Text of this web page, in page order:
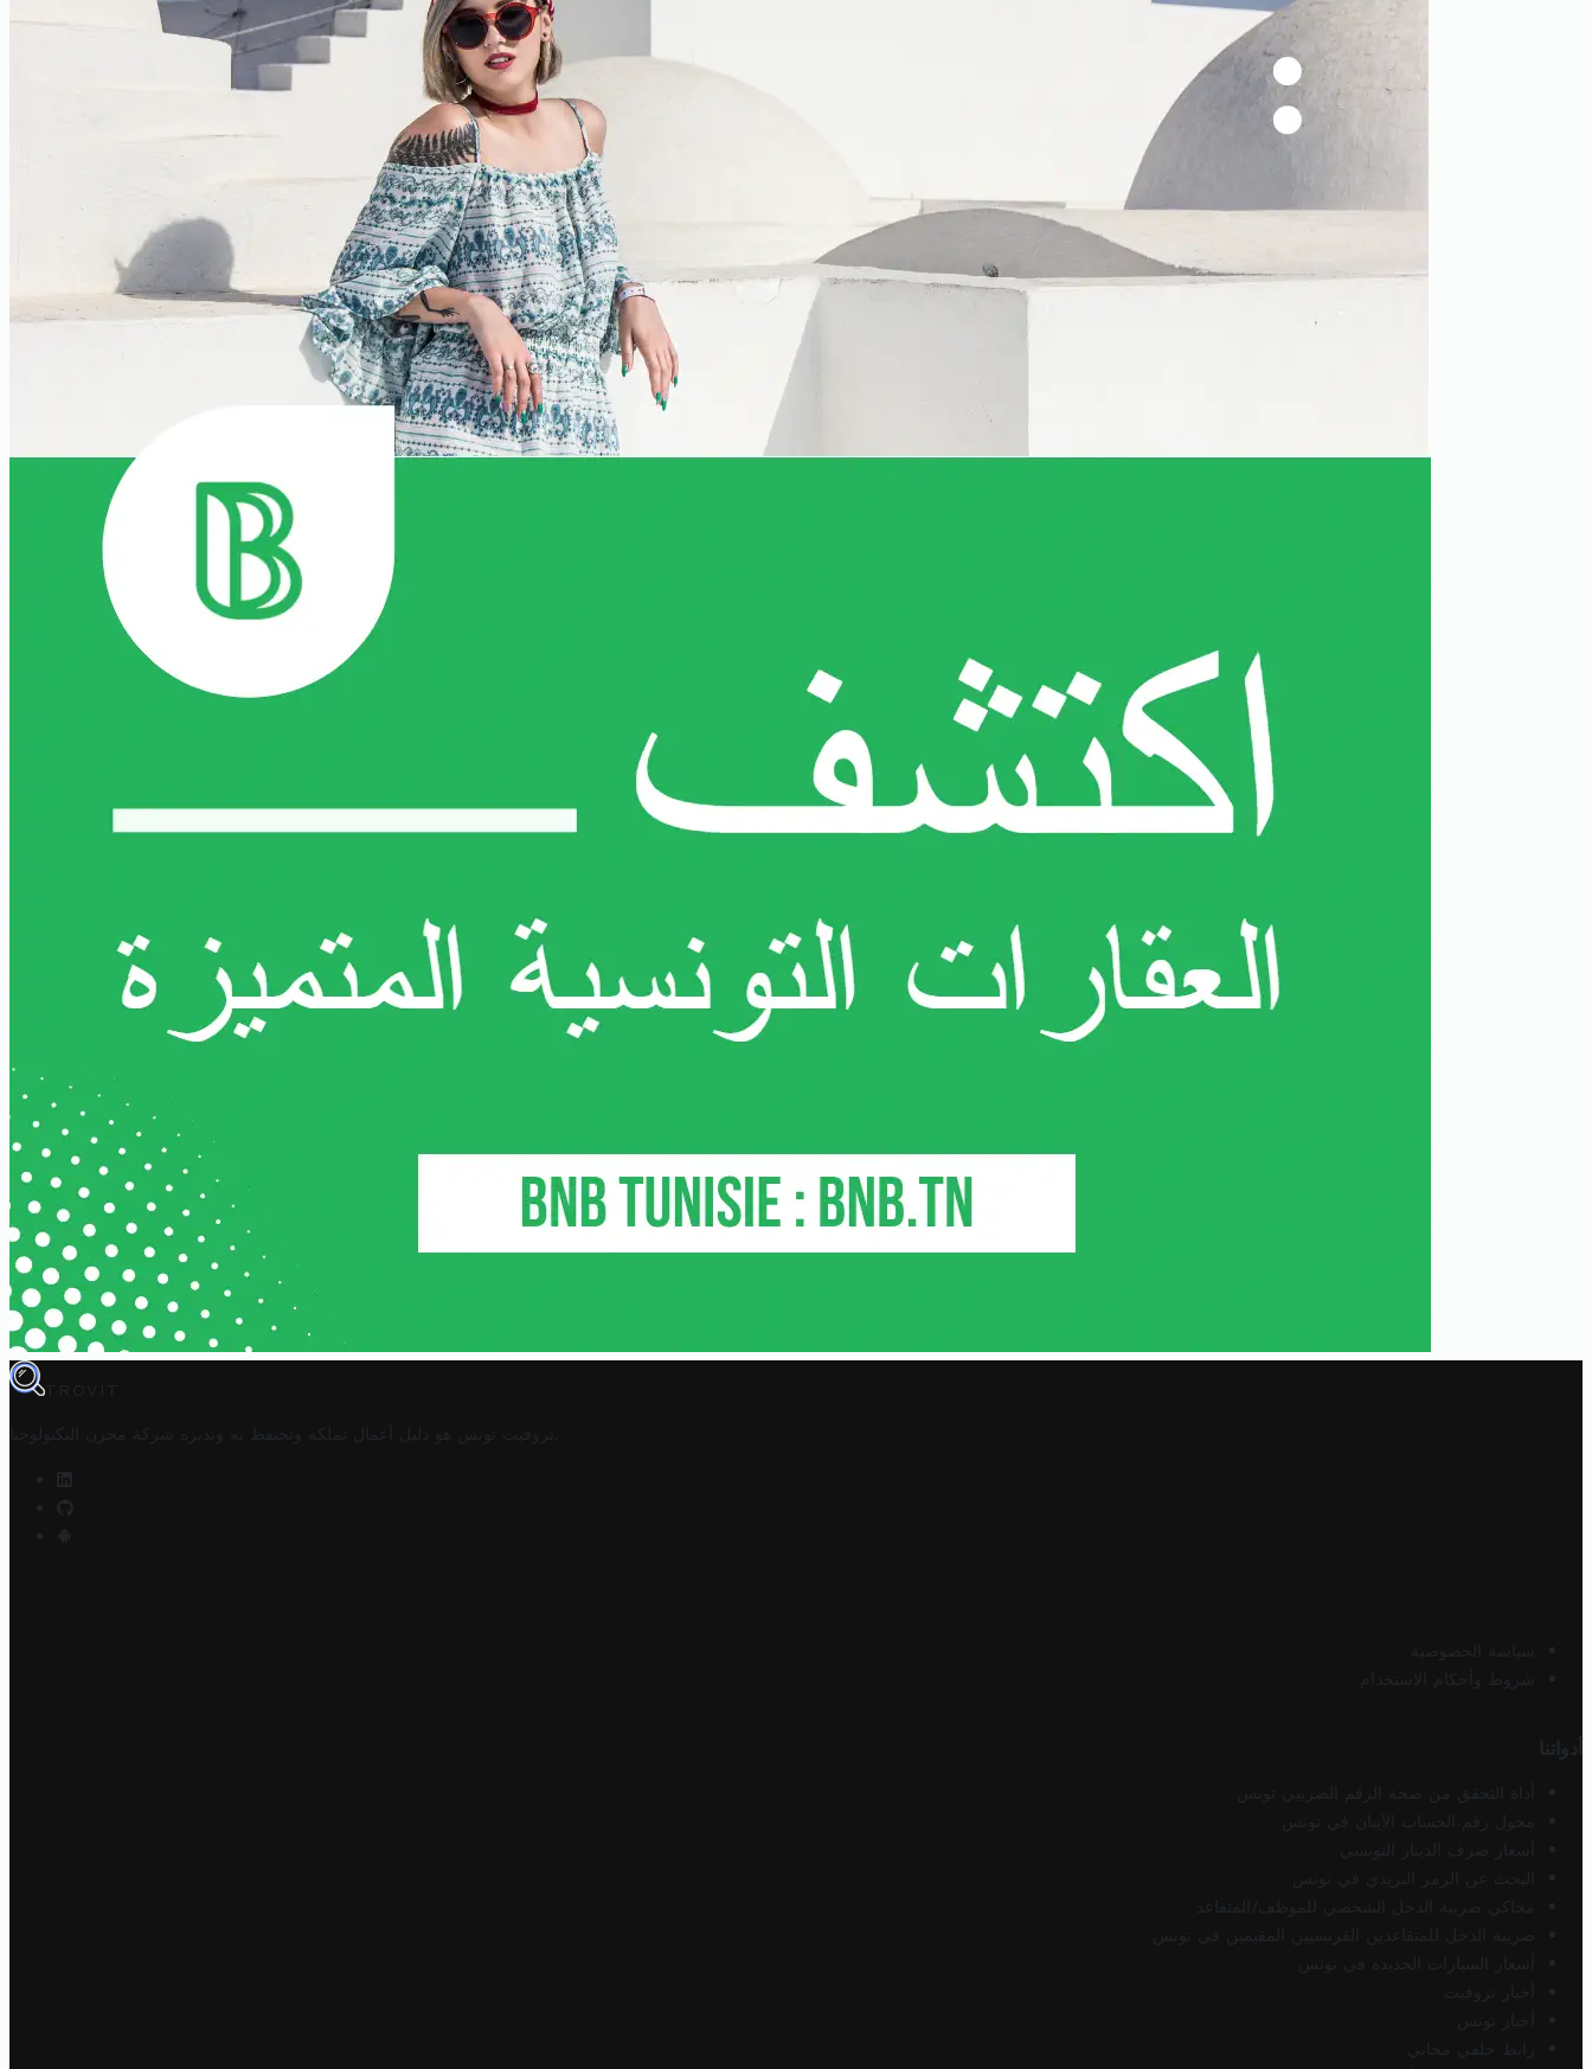
TROVIT
تروفيت تونس هو دليل أعمال تملكه وتحتفظ به وتديره شركة مخزن التكنولوجيا
سياسة الخصوصية
شروط وأحكام الاستخدام
أدواتنا
أداة التحقق من صحة الرقم الضريبي تونس
محول رقم الحساب الآيبان في تونس
أسعار صرف الدينار التونسي
البحث عن الرمز البريدي في تونس
محاكي ضريبة الدخل الشخصي للموظف/المتقاعد
ضريبة الدخل للمتقاعدين الفرنسيين المقيمين في تونس
أسعار السيارات الجديدة في تونس
أخبار تروفيت
أخبار تونس
رابط خلفي مجاني